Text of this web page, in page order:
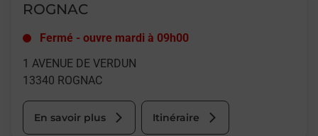
ROGNAC
Fermé - ouvre mardi à 09h00
1 AVENUE DE VERDUN
13340 ROGNAC
En savoir plus Itinéraire